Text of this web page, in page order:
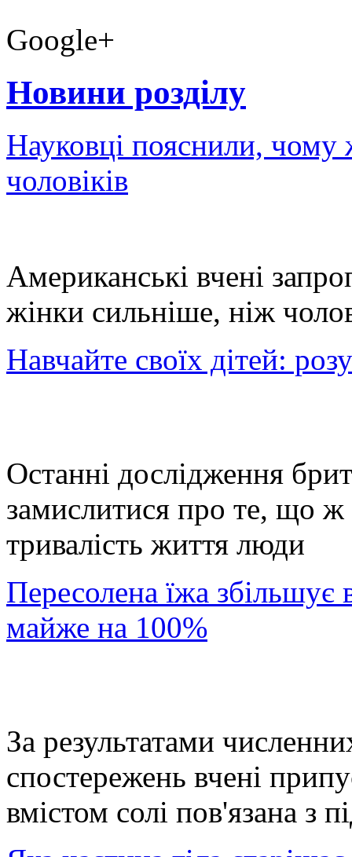
Google+
Новини розділу
Науковці пояснили, чому
чоловіків
Американські вчені
жінки сильніше, ніж
Навчайте своїх дітей:
Останні дослідження
замислитися про те, що ж
тривалість життя люди
Пересолена їжа збільшує
майже на 100%
За результатами
спостережень вчені
вмістом солі пов'язана з